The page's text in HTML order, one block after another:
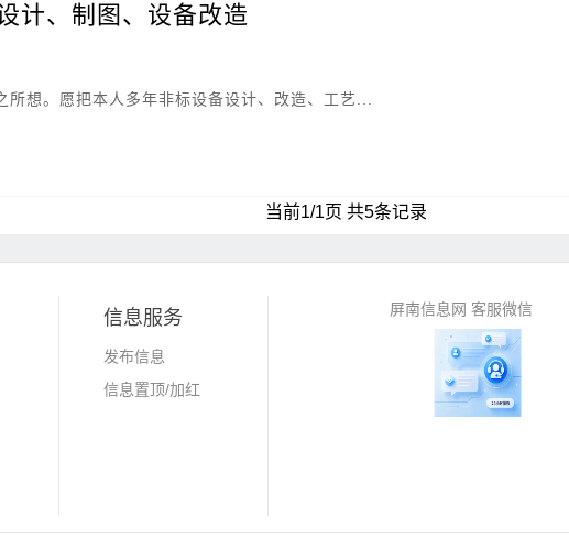
计、制图、设备改造
所想。愿把本人多年非标设备设计、改造、工艺...
当前1/1页 共5条记录
信息服务
发布信息
信息置顶/加红
屏南信息网 客服微信